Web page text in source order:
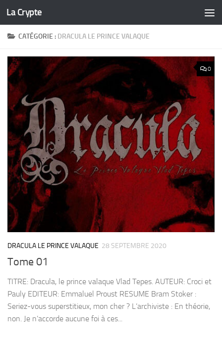
Skip to content
La Crypte
CATÉGORIE : DRACULA LE PRINCE VALAQUE
0
DRACULA LE PRINCE VALAQUE 28 SEPTEMBRE 2020
Tome 01
TITRE: Dracula, le prince valaque Vlad Tepes. AUTEUR: Croci et
Pauly EDITEUR: Emmaluel Proust RESUME Bram Stoker :
Seriez-vous superstitieux, mon cher ? L’archiviste : En théorie,
non. Je n’accorde aucune foi à ces...